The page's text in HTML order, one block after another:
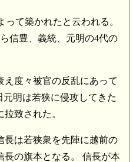
って築かれたと云われる。
信豊、義統、元明の4代の
え度々被官の反乱にあって
元明は若狭に侵攻してきた
致された。
長は若狭衆を先陣に越前の
長の旗本となる。 信長が本